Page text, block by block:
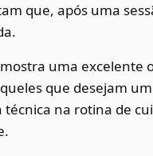
que, após uma
uma excelente
que desejam
na rotina de